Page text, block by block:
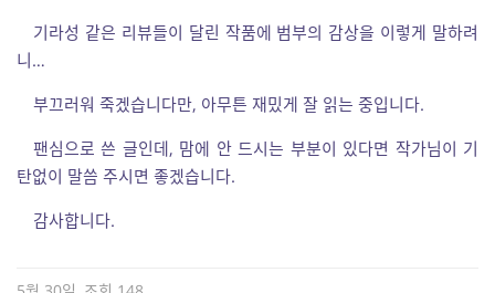
기라성 같은 리뷰들이 달린 작품에 범부의 감상을 이렇게 말하려
니…
부끄러워 죽겠습니다만, 아무튼 재밌게 잘 읽는 중입니다.
팬심으로 쓴 글인데, 맘에 안 드시는 부분이 있다면 작가님이 기
탄없이 말씀 주시면 좋겠습니다.
감사합니다.